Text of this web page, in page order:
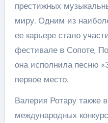
престижных
миру. Одним из
ее карьере стало
фестивале в Сопоте,
она исполнила песню
первое место.
Валерия Ротару также
международных